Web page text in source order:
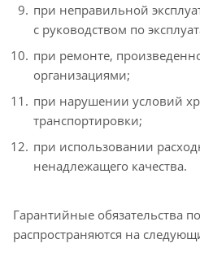
при неправильной
с руководством по
при ремонте,
организациями;
при нарушении условий
транспортировки;
при использовании
ненадлежащего качества.
Гарантийные обязательства
распространяются на